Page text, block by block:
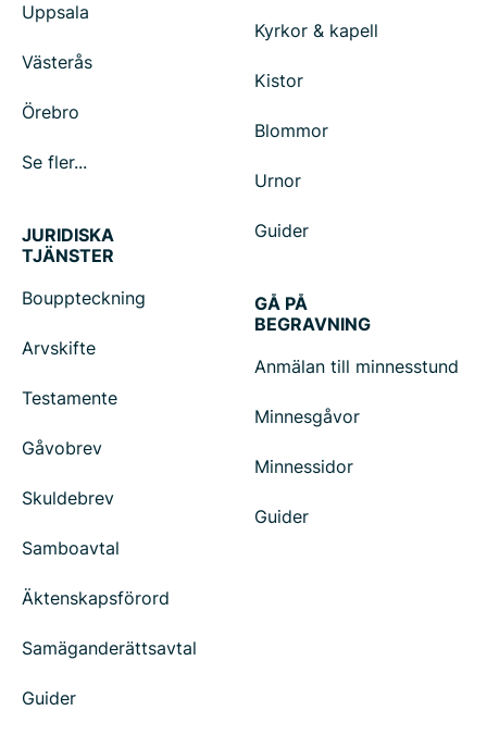
Uppsala
Västerås
Örebro
Se fler...
Kyrkor & kapell
Kistor
Blommor
Urnor
Guider
JURIDISKA
TJÄNSTER
Bouppteckning
Arvskifte
Testamente
Gåvobrev
Skuldebrev
Samboavtal
Äktenskapsförord
Samäganderättsavtal
Guider
GÅ PÅ
BEGRAVNING
Anmälan till minnesstund
Minnesgåvor
Minnessidor
Guider